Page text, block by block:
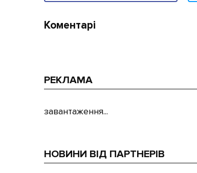
Коментарі
РЕКЛАМА
завантаження...
НОВИНИ ВІД ПАРТНЕРІВ